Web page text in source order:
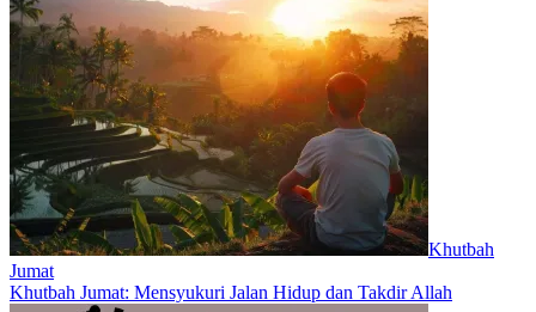
Khutbah
Jumat
Khutbah Jumat: Mensyukuri Jalan Hidup dan Takdir Allah